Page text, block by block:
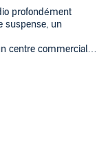
profondément
suspense, un
centre commercial
sa trace. Elle est
À la joie des
: où était Layla
pourquoi est-elle
d'Univers Poche